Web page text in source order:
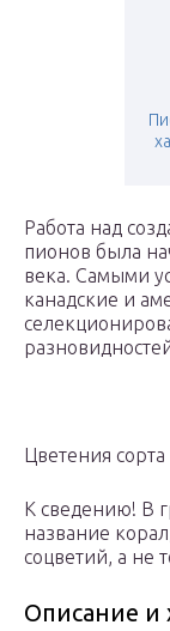
Работа над
пионов была
века. Самыми
канадские и
Цветения
К сведению! В
название
соцветий, а не
Описание и